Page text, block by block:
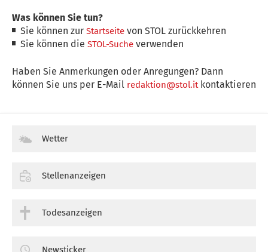
Was können Sie tun?
Sie können zurStartseite von STOL zurückkehren
Sie können dieSTOL-Suche verwenden
Haben Sie Anmerkungen oder Anregungen? Dann
können Sie uns per E-Mail redaktion@stol.itkontaktieren
Wetter
Stellenanzeigen
Todesanzeigen
Newsticker